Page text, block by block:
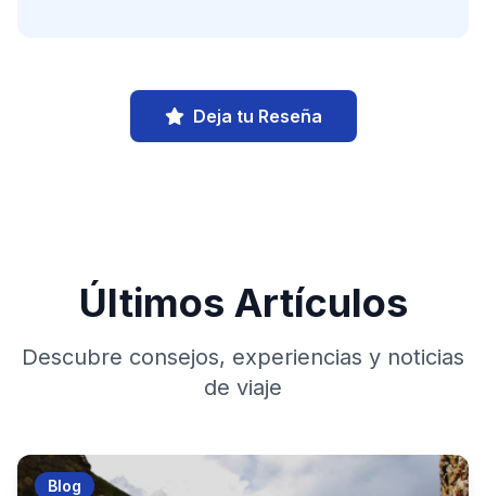
Deja tu Reseña
Últimos Artículos
Descubre consejos, experiencias y noticias
de viaje
Blog